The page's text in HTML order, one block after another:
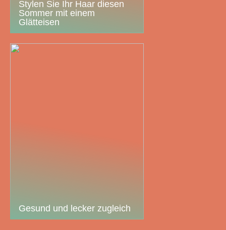
Stylen Sie Ihr Haar diesen
Sommer mit einem
Glätteisen
Gesund und lecker zugleich